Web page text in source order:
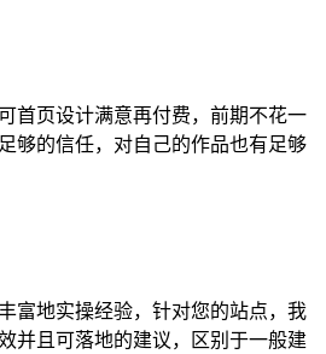
首页设计满意再付费，前期不花一
够的信任，对自己的作品也有足够
富地实操经验，针对您的站点，我
并且可落地的建议，区别于一般建